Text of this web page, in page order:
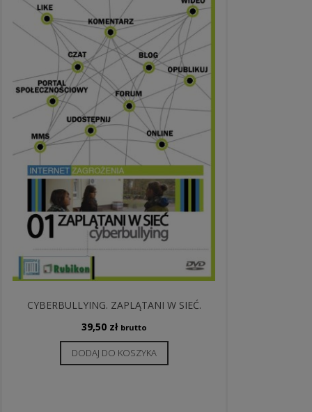
CYBERBULLYING. ZAPLĄTANI W SIEĆ.
39,50 zł brutto
DODAJ DO KOSZYKA